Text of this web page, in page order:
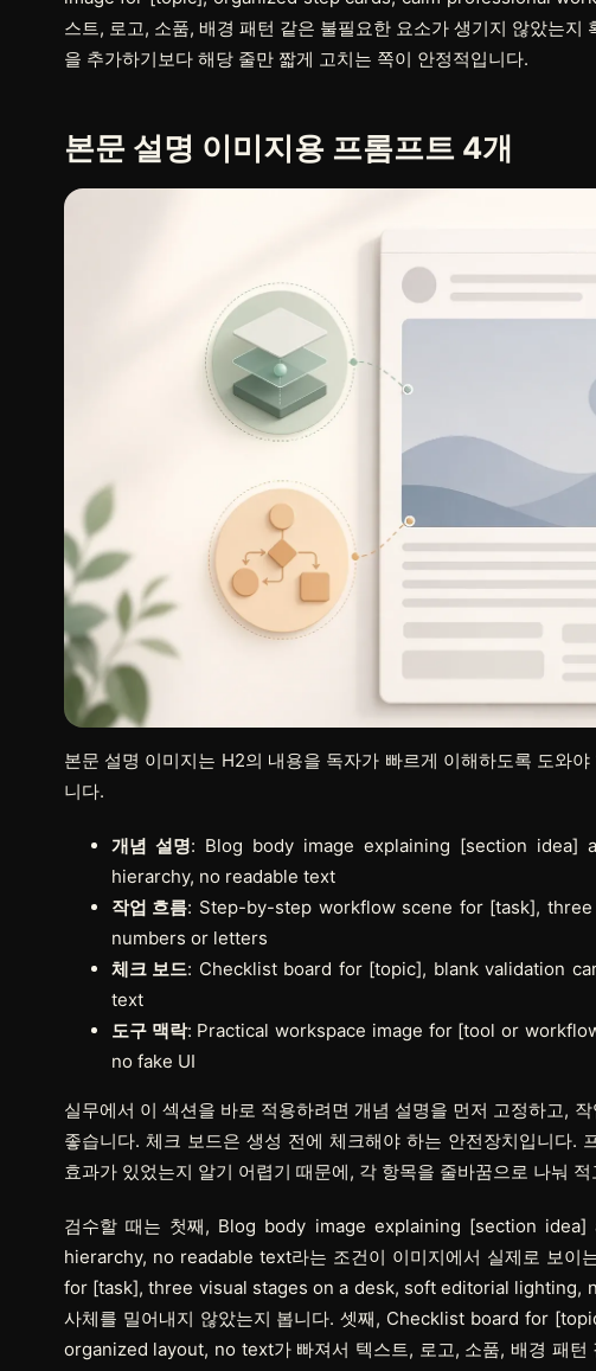
스트, 로고, 소품, 배경 패턴 같은 불필요한 요소가 생기지 않았는
을 추가하기보다 해당 줄만 짧게 고치는 쪽이 안정적입니다.
본문 설명 이미지용 프롬프트 4개
본문 설명 이미지는 H2의 내용을 독자가 빠르게 이해하도록 도와
니다.
개념 설명: Blog body image explaining [section idea]
hierarchy, no readable text
작업 흐름: Step-by-step workflow scene for [task],
numbers or letters
체크 보드: Checklist board for [topic], blank validation
text
도구 맥락: Practical workspace image for [tool or
no fake UI
실무에서 이 섹션을 바로 적용하려면 개념 설명을 먼저 고정하고,
좋습니다. 체크 보드은 생성 전에 체크해야 하는 안전장치입니다.
효과가 있었는지 알기 어렵기 때문에, 각 항목을 줄바꿈으로 나눠
검수할 때는 첫째, Blog body image explaining [section
hierarchy, no readable text라는 조건이 이미지에서 실제로 보
for [task], three visual stages on a desk, soft editorial lighting,
사체를 밀어내지 않았는지 봅니다. 셋째, Checklist board for
organized layout, no text가 빠져서 텍스트, 로고, 소품, 배경 패턴